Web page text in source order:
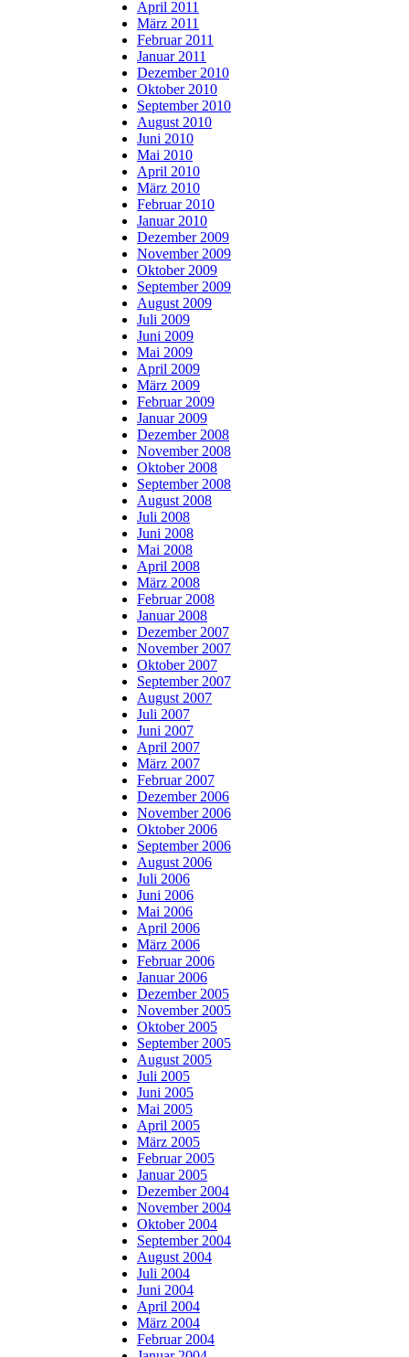
April 2011
März 2011
Februar 2011
Januar 2011
Dezember 2010
Oktober 2010
September 2010
August 2010
Juni 2010
Mai 2010
April 2010
März 2010
Februar 2010
Januar 2010
Dezember 2009
November 2009
Oktober 2009
September 2009
August 2009
Juli 2009
Juni 2009
Mai 2009
April 2009
März 2009
Februar 2009
Januar 2009
Dezember 2008
November 2008
Oktober 2008
September 2008
August 2008
Juli 2008
Juni 2008
Mai 2008
April 2008
März 2008
Februar 2008
Januar 2008
Dezember 2007
November 2007
Oktober 2007
September 2007
August 2007
Juli 2007
Juni 2007
April 2007
März 2007
Februar 2007
Dezember 2006
November 2006
Oktober 2006
September 2006
August 2006
Juli 2006
Juni 2006
Mai 2006
April 2006
März 2006
Februar 2006
Januar 2006
Dezember 2005
November 2005
Oktober 2005
September 2005
August 2005
Juli 2005
Juni 2005
Mai 2005
April 2005
März 2005
Februar 2005
Januar 2005
Dezember 2004
November 2004
Oktober 2004
September 2004
August 2004
Juli 2004
Juni 2004
April 2004
März 2004
Februar 2004